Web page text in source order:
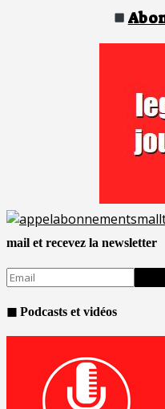
mail et recevez la newsletter
◼ Podcasts et vidéos